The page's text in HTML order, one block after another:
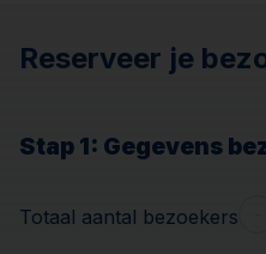
Reserveer je
Stap 1: Gegevens
Totaal aantal bezoekers